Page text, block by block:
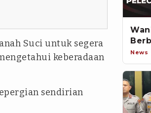
Suci untuk segera
keberadaan
sendirian
News